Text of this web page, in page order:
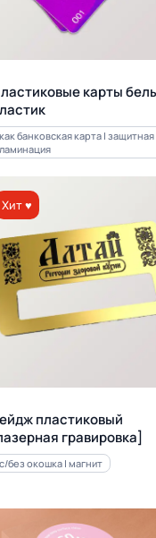
карты
как банковская карта | защитная
ламинация
Хит ♥
пластиковый
гравировка]
с/без окошка | магнит